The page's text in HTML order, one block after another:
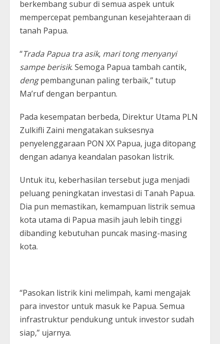
berkembang subur di semua aspek untuk
mempercepat pembangunan kesejahteraan di
tanah Papua.
“Trada Papua tra asik, mari tong menyanyi
sampe berisik. Semoga Papua tambah cantik,
dengpembangunan paling terbaik,” tutup
Ma’ruf dengan berpantun.
Pada kesempatan berbeda, Direktur Utama PLN
Zulkifli Zaini mengatakan suksesnya
penyelenggaraan PON XX Papua, juga ditopang
dengan adanya keandalan pasokan listrik.
Untuk itu, keberhasilan tersebut juga menjadi
peluang peningkatan investasi di Tanah Papua.
Dia pun memastikan, kemampuan listrik semua
kota utama di Papua masih jauh lebih tinggi
dibanding kebutuhan puncak masing-masing
kota.
“Pasokan listrik kini melimpah, kami mengajak
para investor untuk masuk ke Papua. Semua
infrastruktur pendukung untuk investor sudah
siap,” ujarnya.